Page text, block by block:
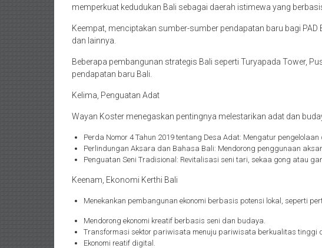
memperkuat kedudukan Bali sebagai daerah istimewa yang
Keempat, menciptakan sumber-sumber pendapatan baru bagi
dan lainnya.
Beberapa pembangunan strategis Bali seperti Turyapada Tower,
pendapatan baru Bali.
Kelima, Penguatan Adat
Wayan Koster menegaskan pentingnya melestarikan adat dan
Perda Nomor 4 Tahun 2019 tentang Desa Adat: Mengatur
Perlindungan Aksara dan Bahasa Bali: Mendorong penggunaan
Penguatan Seni Tradisional: Revitalisasi seni tari, sekaa gong atau
Keenam, Ekonomi Kerthi Bali
Menekankan pembangunan ekonomi berbasis potensi lokal, seperti
Mendorong ekonomi kreatif berbasis seni dan budaya.
Transformasi sektor pariwisata menuju pariwisata berkualitas tinggi
Ekonomi reatif digital.